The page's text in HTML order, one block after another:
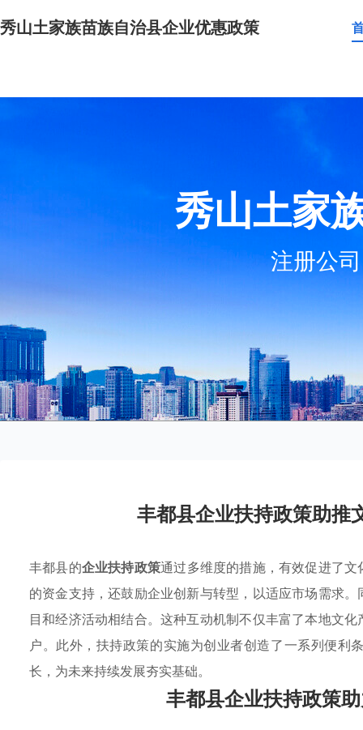
秀山土家族苗族自治县企业优惠政策
秀山土家
注册公
丰都县企业扶持政策助推
丰都县的企业扶持政策通过多维度的措施，有效促进了
的资金支持，还鼓励企业创新与转型，以适应市场需求
目和经济活动相结合。这种互动机制不仅丰富了本地文
户。此外，扶持政策的实施为创业者创造了一系列便利
长，为未来持续发展夯实基础。
丰都县企业扶持政策